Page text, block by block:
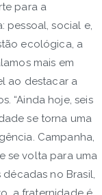
para a
pessoal, social e,
ecológica, a
mais em
ao destacar a
“Ainda hoje, seis
se torna uma
Campanha,
se volta para uma
décadas no Brasil,